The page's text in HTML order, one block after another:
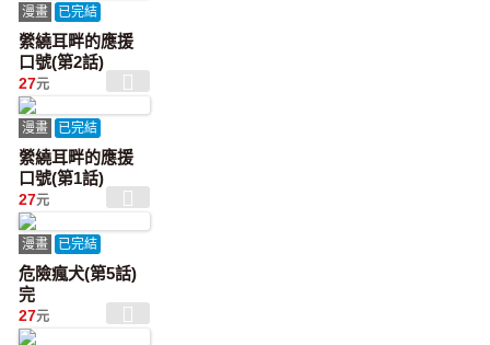
漫畫 已完結
縈繞耳畔的應援
口號(第2話)
27元
漫畫 已完結
縈繞耳畔的應援
口號(第1話)
27元
漫畫 已完結
危險瘋犬(第5話)
完
27元